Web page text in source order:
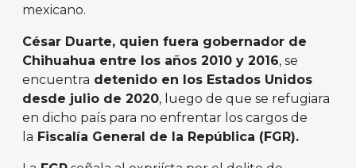
mexicano.
César Duarte, quien fuera gobernador de
Chihuahua entre los años 2010 y 2016, se
encuentra detenido en los Estados Unidos
desde julio de 2020, luego de que se refugiara
en dicho país para no enfrentar los cargos de
la Fiscalía General de la República (FGR).